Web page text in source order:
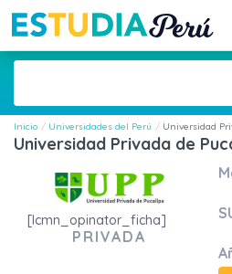
Inicio Universidades del Perú Universidad
Universidad Privada de
[lcmn_opinator_ficha]
PRIVADA